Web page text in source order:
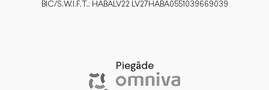
BIC/S.W.I.F.T.: HABALV22 LV27HABA0551039669039
Piegāde